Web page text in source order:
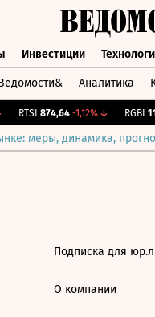
Инвестиции
Аналитика
RTSI 874,64 -1,12%↓ RGBI
меры, динамика,
Подписка для
О компании